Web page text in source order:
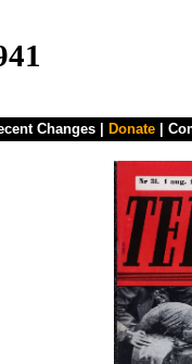
Changes Donate